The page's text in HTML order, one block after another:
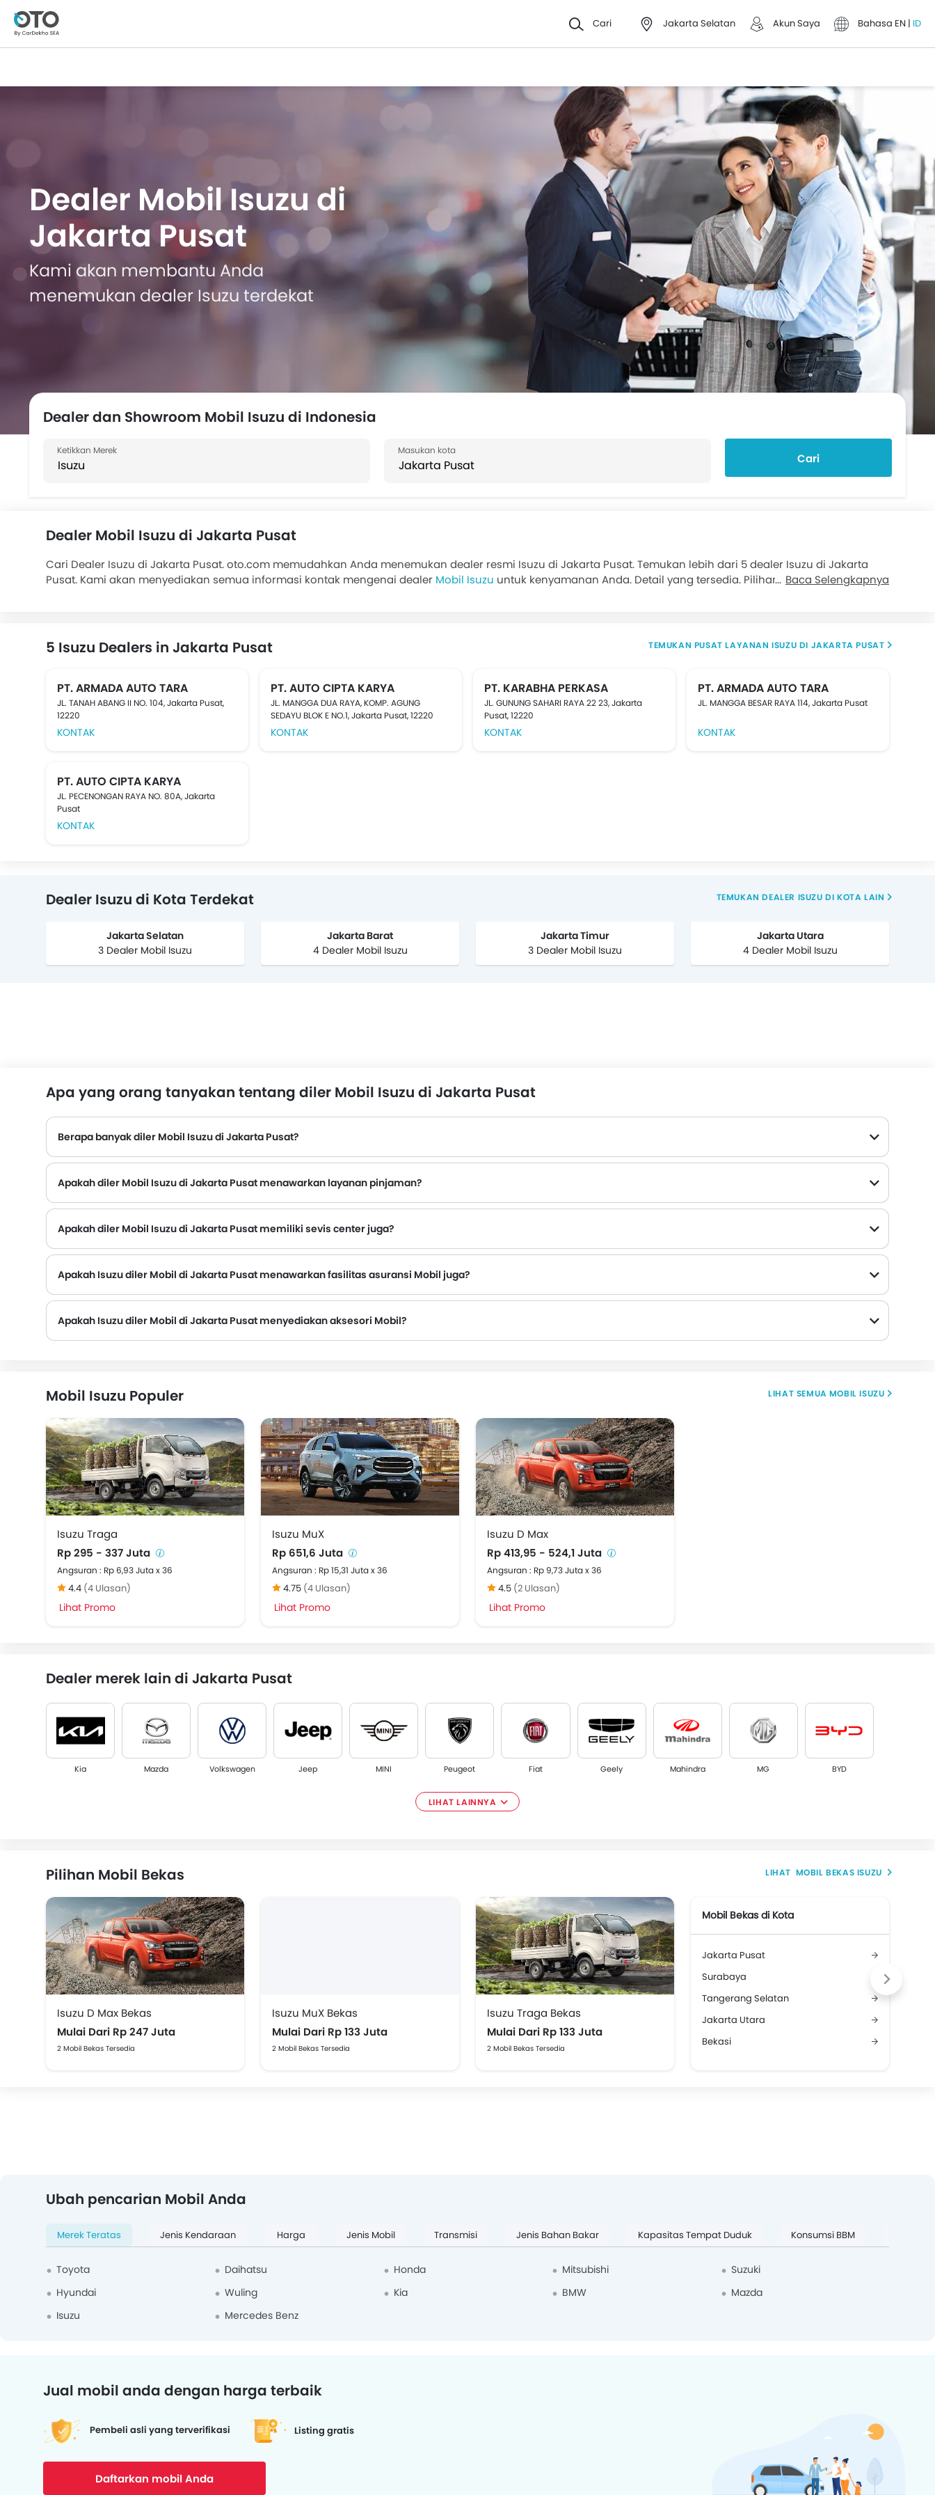
Cari Jakarta Selatan Akun Saya Bahasa EN | ID
Dealer Mobil Isuzu di
Jakarta Pusat
Kami akan membantu Anda
menemukan dealer Isuzu terdekat
Dealer dan Showroom Mobil Isuzu di Indonesia
Cari
Dealer Mobil Isuzu di Jakarta Pusat
Cari Dealer Isuzu di Jakarta Pusat. oto.com memudahkan Anda menemukan dealer resmi Isuzu di Jakarta Pusat. Temukan lebih dari 5 dealer Isuzu di Jakarta
Pusat. Kami akan menyediakan semua informasi kontak mengenai dealer Mobil Isuzu untuk kenyamanan Anda. Detail yang tersedia. Pilihan mobil Isuzu yang
Baca Selengkapnya
5 Isuzu Dealers in Jakarta Pusat
PT. ARMADA AUTO TARA
JL. TANAH ABANG II NO. 104, Jakarta Pusat,
12220
KONTAK
PT. AUTO CIPTA KARYA
JL. MANGGA DUA RAYA, KOMP. AGUNG
SEDAYU BLOK E NO.1, Jakarta Pusat, 12220
KONTAK
PT. KARABHA PERKASA
JL. GUNUNG SAHARI RAYA 22 23, Jakarta
Pusat, 12220
KONTAK
PT. ARMADA AUTO TARA
JL. MANGGA BESAR RAYA 114, Jakarta Pusat
KONTAK
PT. AUTO CIPTA KARYA
JL. PECENONGAN RAYA NO. 80A, Jakarta
Pusat
KONTAK
TEMUKAN PUSAT LAYANAN ISUZU DI JAKARTA PUSAT
Dealer Isuzu di Kota Terdekat
Jakarta Selatan
3 Dealer Mobil Isuzu
Jakarta Barat
4 Dealer Mobil Isuzu
Jakarta Timur
3 Dealer Mobil Isuzu
Jakarta Utara
4 Dealer Mobil Isuzu
TEMUKAN DEALER ISUZU DI KOTA LAIN
Apa yang orang tanyakan tentang diler Mobil Isuzu di Jakarta Pusat
Berapa banyak diler Mobil Isuzu di Jakarta Pusat?
Apakah diler Mobil Isuzu di Jakarta Pusat menawarkan layanan pinjaman?
Apakah diler Mobil Isuzu di Jakarta Pusat memiliki sevis center juga?
Apakah Isuzu diler Mobil di Jakarta Pusat menawarkan fasilitas asuransi Mobil juga?
Apakah Isuzu diler Mobil di Jakarta Pusat menyediakan aksesori Mobil?
Mobil Isuzu Populer
Isuzu Traga
Rp 295 - 337 Juta
Angsuran : Rp 6,93 Juta x 36
4.4 (4 Ulasan)
Lihat Promo
Isuzu MuX
Rp 651,6 Juta
Angsuran : Rp 15,31 Juta x 36
4.75 (4 Ulasan)
Lihat Promo
Isuzu D Max
Rp 413,95 - 524,1 Juta
Angsuran : Rp 9,73 Juta x 36
4.5 (2 Ulasan)
Lihat Promo
MOBIL ISUZU
Dealer merek lain di Jakarta Pusat
Kia Mazda Volkswagen Jeep MINI Peugeot Fiat Geely Mahindra MG BYD
LIHAT LAINNYA
Pilihan Mobil Bekas
Isuzu D Max Bekas
Mulai Dari Rp 247 Juta
2 Mobil Bekas Tersedia
Isuzu MuX Bekas
Mulai Dari Rp 133 Juta
2 Mobil Bekas Tersedia
Isuzu Traga Bekas
Mulai Dari Rp 133 Juta
2 Mobil Bekas Tersedia
Mobil Bekas di Kota
Jakarta Pusat
Surabaya
Tangerang Selatan
Jakarta Utara
Bekasi
MOBIL BEKAS ISUZU
Ubah pencarian Mobil Anda
Merek Teratas Jenis Kendaraan Harga Jenis Mobil Transmisi Jenis Bahan Bakar Kapasitas Tempat Duduk Konsumsi BBM
Toyota Daihatsu Honda Mitsubishi
Suzuki
Hyundai
Wuling Kia BMW
Mazda
Isuzu
Mercedes Benz
Jual mobil anda dengan harga terbaik
Pembeli asli yang terverifikasi Listing gratis
Daftarkan mobil Anda